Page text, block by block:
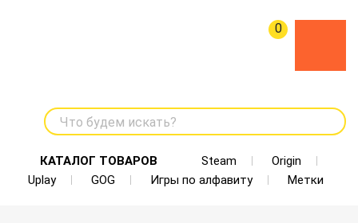
0
Что будем искать?
КАТАЛОГ ТОВАРОВ Steam
Origin
Uplay
GOG Игры по алфавиту Метки